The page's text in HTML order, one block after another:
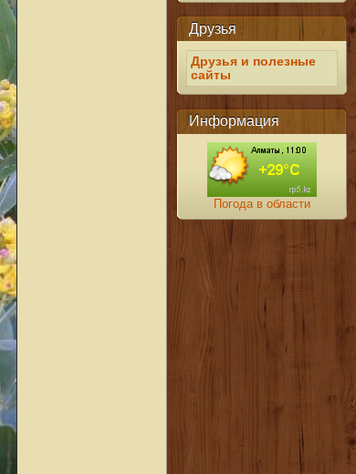
Друзья
Друзья и полезные
сайты
Информация
Погода в области